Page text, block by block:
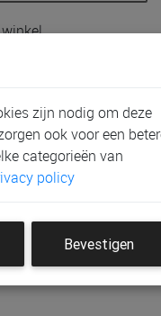
onzewinkelte Gent en
winkelte Aalst en Sint-
zijn nodig om deze
ook voor een
categorieën van
policy
Bevestigen